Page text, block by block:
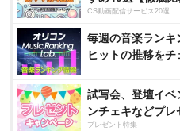
CS動画配信サービス20選
毎週の音楽ランキ
ヒットの推移をチ
試写会、登壇イベ
ンチェキなどプレ
プレゼント特集